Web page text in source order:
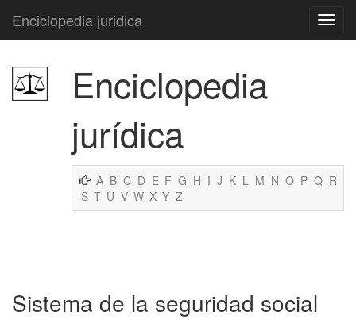
Enciclopedia juridica
Enciclopedia
jurídica
A B C D E F G H I J K L M N O P Q R
S T U V W X Y Z
Sistema de la seguridad social